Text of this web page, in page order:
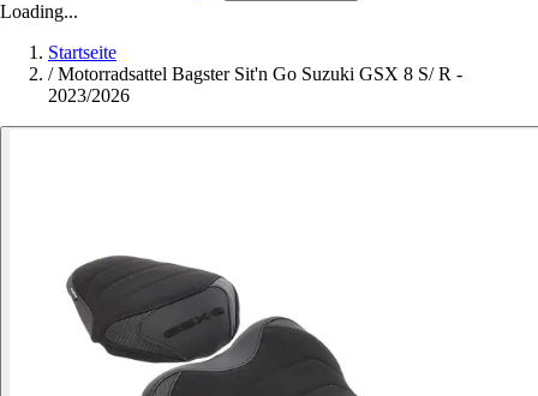
Loading...
Startseite
/ Motorradsattel Bagster Sit'n Go Suzuki GSX 8 S/ R -
2023/2026